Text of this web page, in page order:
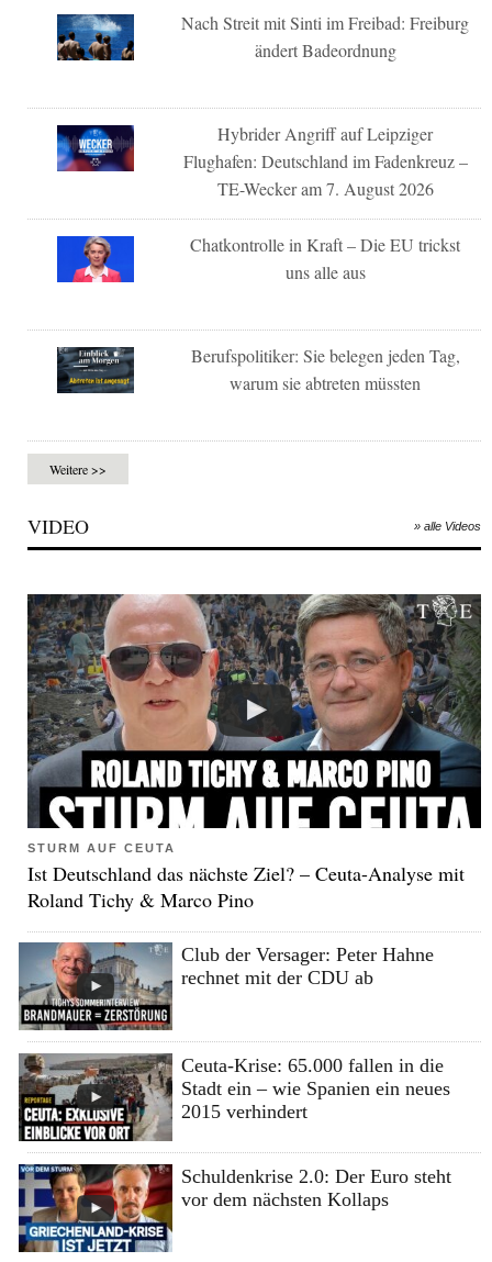
Nach Streit mit Sinti im Freibad: Freiburg
ändert Badeordnung
Hybrider Angriff auf Leipziger
Flughafen: Deutschland im Fadenkreuz –
TE-Wecker am 7. August 2026
Chatkontrolle in Kraft – Die EU trickst
uns alle aus
Berufspolitiker: Sie belegen jeden Tag,
warum sie abtreten müssten
Weitere >>
VIDEO » alle Videos
STURM AUF CEUTA
Ist Deutschland das nächste Ziel? – Ceuta-Analyse mit
Roland Tichy & Marco Pino
Club der Versager: Peter Hahne
rechnet mit der CDU ab
Ceuta-Krise: 65.000 fallen in die
Stadt ein – wie Spanien ein neues
2015 verhindert
Schuldenkrise 2.0: Der Euro steht
vor dem nächsten Kollaps